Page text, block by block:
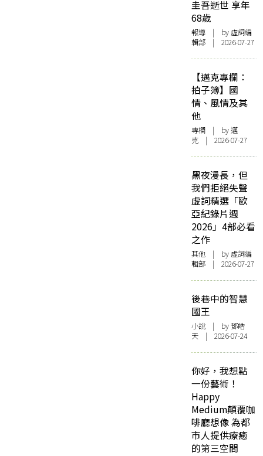
圭吾逝世 享年
68歲
報導 | by 虛詞編
輯部 | 2026-07-27
【邁克專欄：
拍子簿】國
情、風情及其
他
專欄 | by邁
克 | 2026-07-27
黑夜漫長，但
我們拒絕失聲
虛詞精選「歐
亞紀錄片週
2026」4部必看
之作
其他 | by 虛詞編
輯部 | 2026-07-27
後巷中的智慧
國王
小說 | by 鄧皓
天 | 2026-07-24
你好，我想點
一份藝術！
Happy
Medium顛覆咖
啡廳想像 為都
市人提供療癒
的第三空間